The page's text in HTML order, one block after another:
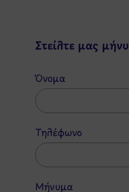
Στείλτε μας
Όνομα
Τηλέφωνο
Μήνυμα